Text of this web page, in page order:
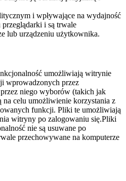
i wpływające na wydajność
i są trwale
lub urządzeniu użytkownika.
umożliwiają witrynie
wprowadzonych przez
niego wyborów (takich jak
celu umożliwienie korzystania z
funkcji. Pliki te umożliwiają
witryny po zalogowaniu się.Pliki
nie są usuwane po
przechowywane na komputerze